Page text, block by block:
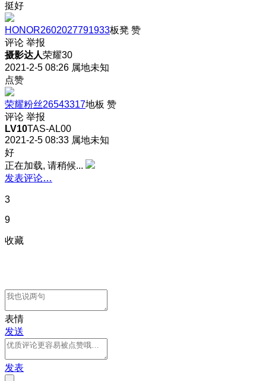
挺好
HONOR2602027791933板凳 赞
评论 举报
摄影达人荣耀30
2021-2-5 08:26 属地未知
点赞
荣耀粉丝26543317地板 赞
评论 举报
LV10TAS-AL00
2021-2-5 08:33 属地未知
好
正在加载, 请稍候...
发表评论…
3
9
收藏
表情
发送
发表